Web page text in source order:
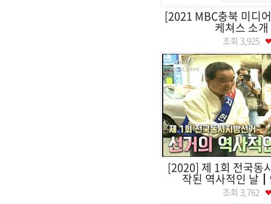
[2021 MBC충북 미디
케쳐스 소
조회 3,925
[2020] 제 1회 전국동
작된 역사적인 날
조회 3,762